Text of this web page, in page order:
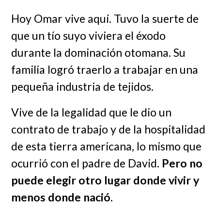
Hoy Omar vive aquí. Tuvo la suerte de
que un tío suyo viviera el éxodo
durante la dominación otomana. Su
familia logró traerlo a trabajar en una
pequeña industria de tejidos.
Vive de la legalidad que le dio un
contrato de trabajo y de la hospitalidad
de esta tierra americana, lo mismo que
ocurrió con el padre de David. Pero no
puede elegir otro lugar donde vivir y
menos donde nació.